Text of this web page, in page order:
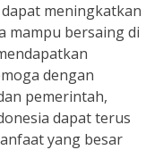
meningkatkan
mampu bersaing di
dengan
pemerintah,
dapat terus
yang besar